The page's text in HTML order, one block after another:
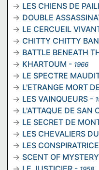
LES CHIENS DE
DOUBLE
LE CERCUEIL
CHITTY CHITTY
BATTLE BENEATH
KHARTOUM - 1966
LE SPECTRE
L'ETRANGE MORT
LES VAINQUEURS -
L'ATTAQUE DE SAN
LE SECRET DE
LES CHEVALIERS
LES
SCENT OF MYSTERY